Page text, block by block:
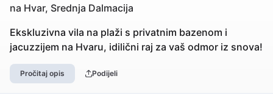
na Hvar, Srednja Dalmacija
Ekskluzivna vila na plaži s privatnim bazenom i
jacuzzijem na Hvaru, idilični raj za vaš odmor iz snova!
Pročitaj opis Podijeli